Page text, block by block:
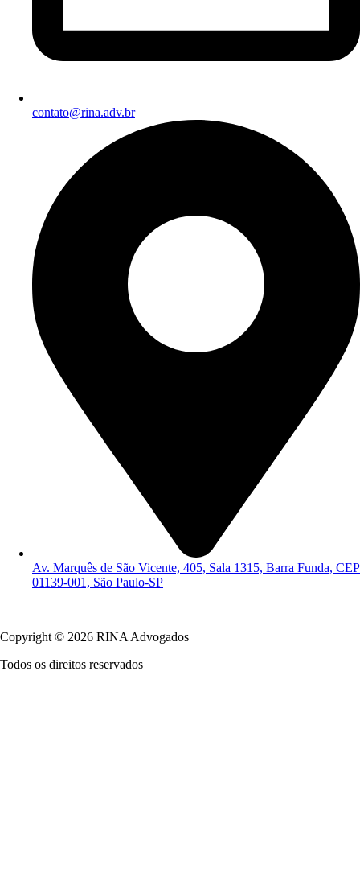
contato@rina.adv.br
Av. Marquês de São Vicente, 405, Sala 1315, Barra Funda, CEP
01139-001, São Paulo-SP
Copyright © 2026 RINA Advogados
Todos os direitos reservados